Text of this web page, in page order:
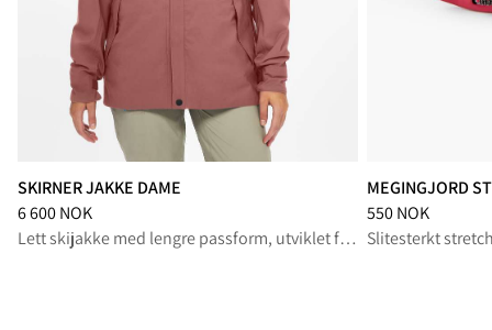
SKIRNER JAKKE DAME
Pris:6 600 NOK, redusert fra 6 600 NOK
6 600 NOK
Lett skijakke med lengre passform, utviklet for toppturer på ski
MEGINGJORD
Pris:550 NOK,
550 NOK